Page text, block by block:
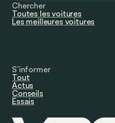
Chercher
Toutes les voitures
Les meilleures voitures
S’informer
Tout
Actus
Conseils
Essais